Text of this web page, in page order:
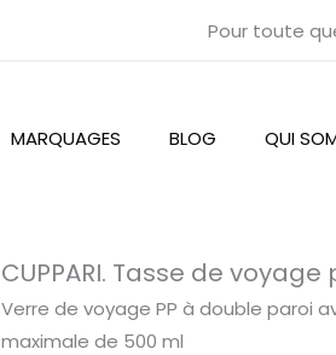
Pour toute
MARQUAGES BLOG QUI
CUPPARI. Tasse de voyage
Verre de voyage PP à double paroi
maximale de 500 ml
quantité